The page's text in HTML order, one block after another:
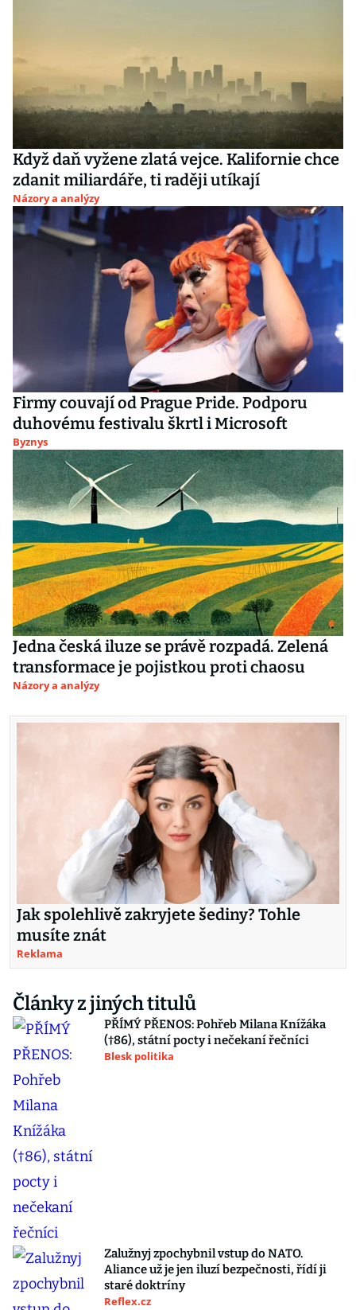
Když daň vyžene zlatá vejce. Kalifornie chce
zdanit miliardáře, ti raději utíkají
Názory a analýzy
Firmy couvají od Prague Pride. Podporu
duhovému festivalu škrtl i Microsoft
Byznys
Jedna česká iluze se právě rozpadá. Zelená
transformace je pojistkou proti chaosu
Názory a analýzy
Jak spolehlivě zakryjete šediny? Tohle
musíte znát
Reklama
Články z jiných titulů
PŘÍMÝ PŘENOS: Pohřeb Milana Knížáka
(†86), státní pocty i nečekaní řečníci
Blesk politika
Zalužnyj zpochybnil vstup do NATO.
Aliance už je jen iluzí bezpečnosti, řídí ji
staré doktríny
Reflex.cz